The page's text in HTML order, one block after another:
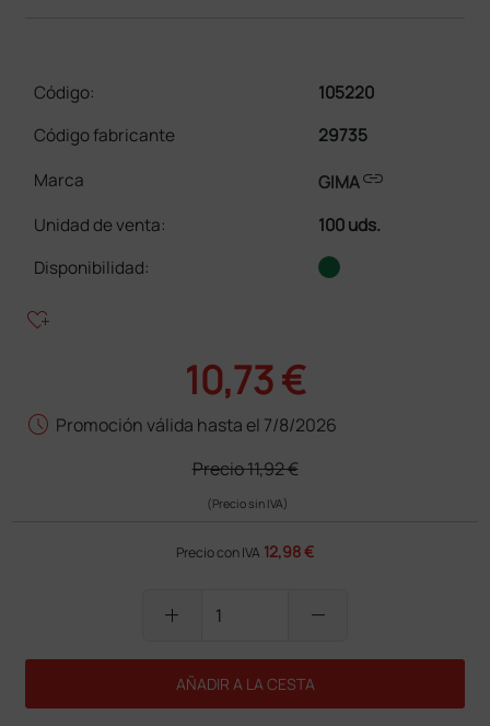
Código:
105220
Código fabricante
29735
Marca
GIMAlink
Unidad de venta:
100 uds.
Disponibilidad:
heart_plus
10,73 €
schedule Promoción válida hasta el 7/8/2026
Precio11,92 €
(Precio sin IVA)
Precio con IVA 12,98 €
add remove
AÑADIR A LA CESTA